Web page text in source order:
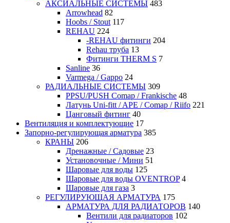
АКСИАЛЬНЫЕ СИСТЕМЫ 483
Arrowhead 82
Hoobs / Stout 117
REHAU 224
-REHAU фитинги 204
Rehau труба 13
Фитинги THERM S 7
Sanline 36
Varmega / Gappo 24
РАДИАЛЬНЫЕ СИСТЕМЫ 309
PPSU/PUSH Comap / Frankische 48
Латунь Uni-fitt / APE / Comap / Riifo 221
Цанговый фитинг 40
Вентиляция и комплектующие 17
Запорно-регулирующая арматура 385
КРАНЫ 206
Дренажные / Садовые 23
Установочные / Мини 51
Шаровые для воды 125
Шаровые для воды OVENTROP 4
Шаровые для газа 3
РЕГУЛИРУЮЩАЯ АРМАТУРА 175
АРМАТУРА ДЛЯ РАДИАТОРОВ 140
Вентили для радиаторов 102